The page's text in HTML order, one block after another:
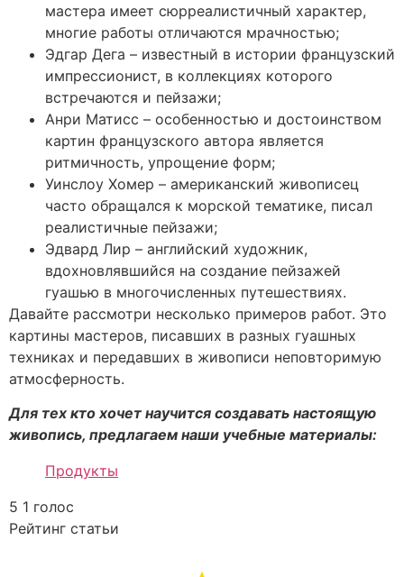
мастера имеет сюрреалистичный характер,
многие работы отличаются мрачностью;
Эдгар Дега – известный в истории французский
импрессионист, в коллекциях которого
встречаются и пейзажи;
Анри Матисс – особенностью и достоинством
картин французского автора является
ритмичность, упрощение форм;
Уинслоу Хомер – американский живописец
часто обращался к морской тематике, писал
реалистичные пейзажи;
Эдвард Лир – английский художник,
вдохновлявшийся на создание пейзажей
гуашью в многочисленных путешествиях.
Давайте рассмотри несколько примеров работ. Это
картины мастеров, писавших в разных гуашных
техниках и передавших в живописи неповторимую
атмосферность.
Для тех кто хочет научится создавать настоящую
живопись, предлагаем наши учебные материалы:
Продукты
5 1 голос
Рейтинг статьи